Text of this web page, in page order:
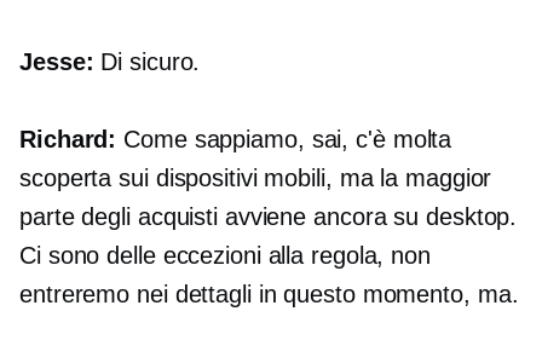
Jesse: Di sicuro.
Richard: Come sappiamo, sai, c'è molta
scoperta sui dispositivi mobili, ma la maggior
parte degli acquisti avviene ancora su desktop.
Ci sono delle eccezioni alla regola, non
entreremo nei dettagli in questo momento, ma.